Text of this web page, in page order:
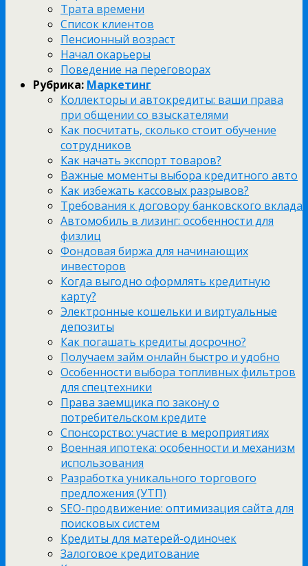
Трата времени
Список клиентов
Пенсионный возраст
Начал окарьеры
Поведение на переговорах
Рубрика: Маркетинг
Коллекторы и автокредиты: ваши права
при общении со взыскателями
Как посчитать, сколько стоит обучение
сотрудников
Как начать экспорт товаров?
Важные моменты выбора кредитного авто
Как избежать кассовых разрывов?
Требования к договору банковского вклада
Автомобиль в лизинг: особенности для
физлиц
Фондовая биржа для начинающих
инвесторов
Когда выгодно оформлять кредитную
карту?
Электронные кошельки и виртуальные
депозиты
Как погашать кредиты досрочно?
Получаем займ онлайн быстро и удобно
Особенности выбора топливных фильтров
для спецтехники
Права заемщика по закону о
потребительском кредите
Спонсорство: участие в мероприятиях
Военная ипотека: особенности и механизм
использования
Разработка уникального торгового
предложения (УТП)
SEO-продвижение: оптимизация сайта для
поисковых систем
Кредиты для матерей-одиночек
Залоговое кредитование